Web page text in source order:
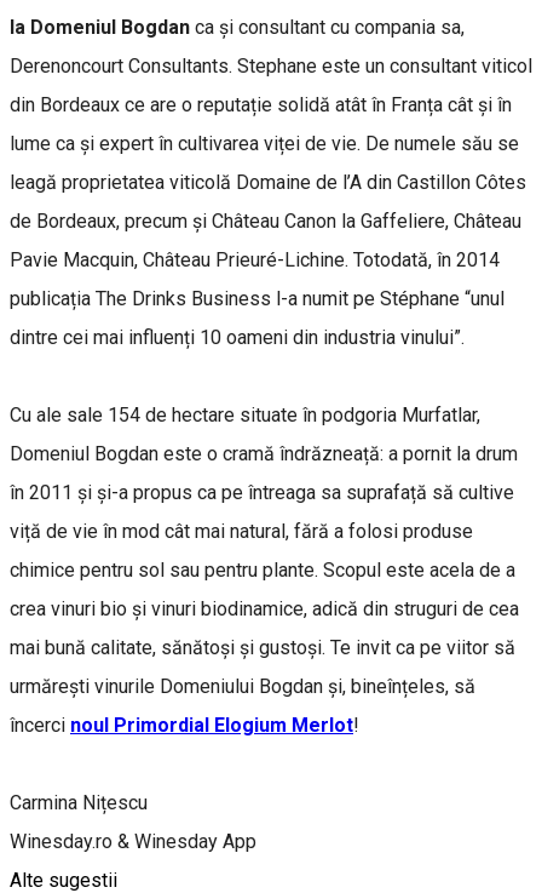
la Domeniul Bogdan ca și consultant cu compania sa,
Derenoncourt Consultants. Stephane este un consultant viticol
din Bordeaux ce are o reputație solidă atât în Franța cât și în
lume ca și expert în cultivarea viței de vie. De numele său se
leagă proprietatea viticolă Domaine de l’A din Castillon Côtes
de Bordeaux, precum și Château Canon la Gaffeliere, Château
Pavie Macquin, Château Prieuré-Lichine. Totodată, în 2014
publicația The Drinks Business l-a numit pe Stéphane “unul
dintre cei mai influenți 10 oameni din industria vinului”.
Cu ale sale 154 de hectare situate în podgoria Murfatlar,
Domeniul Bogdan este o cramă îndrăzneață: a pornit la drum
în 2011 și și-a propus ca pe întreaga sa suprafață să cultive
viță de vie în mod cât mai natural, fără a folosi produse
chimice pentru sol sau pentru plante. Scopul este acela de a
crea vinuri bio și vinuri biodinamice, adică din struguri de cea
mai bună calitate, sănătoși și gustoși. Te invit ca pe viitor să
urmărești vinurile Domeniului Bogdan și, bineînțeles, să
încerci noul Primordial Elogium Merlot!
Carmina Nițescu
Winesday.ro & Winesday App
Alte sugestii